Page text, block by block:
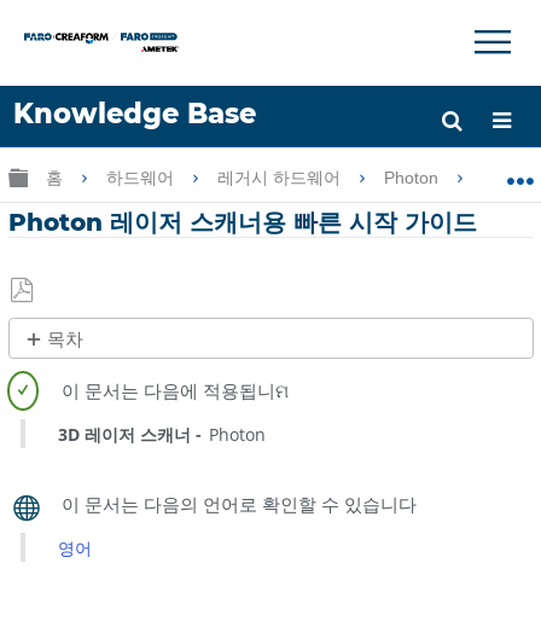
Knowledge Base
언어
도움 받기 로그인
×
글로벌 계층 확장/축소
홈 하드웨어 레거시 하드웨어 Photon
Photon 레이저 스캐너용 빠른 시작 가이드
PDF
로
저
장
목차
제
목
없
음
3D 레이저 스캐너 Photon
영어